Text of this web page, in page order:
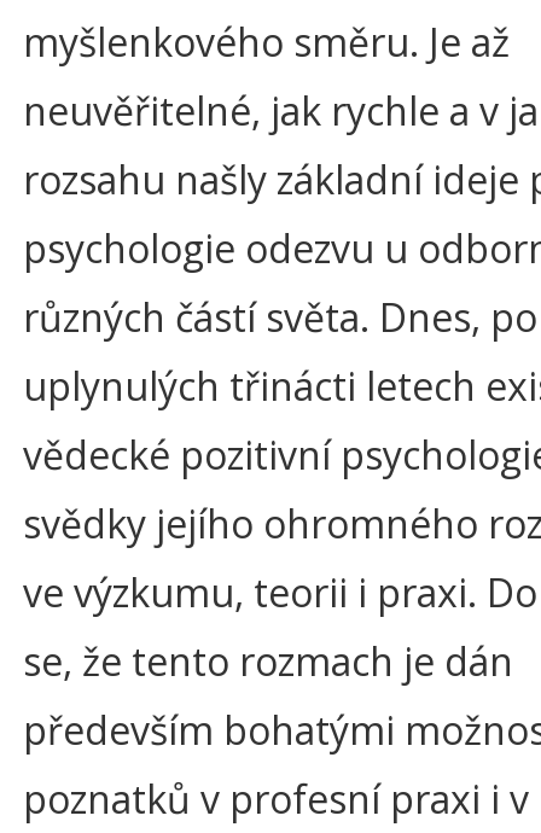
myšlenkového směru. Je až
neuvěřitelné, jak rychle a v
rozsahu našly základní ideje
psychologie odezvu u
různých částí světa. Dnes, po
uplynulých třinácti letech
vědecké pozitivní
svědky jejího ohromného
ve výzkumu, teorii i praxi.
se, že tento rozmach je dán
především bohatými
poznatků v profesní praxi i v